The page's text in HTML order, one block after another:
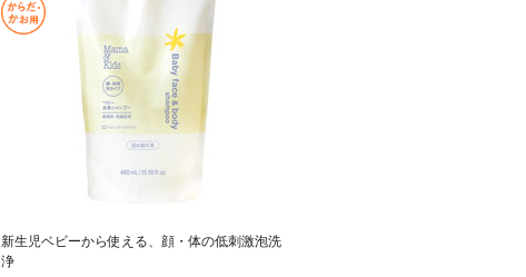
新生児ベビーから使える、顔・体の低刺激泡洗
浄